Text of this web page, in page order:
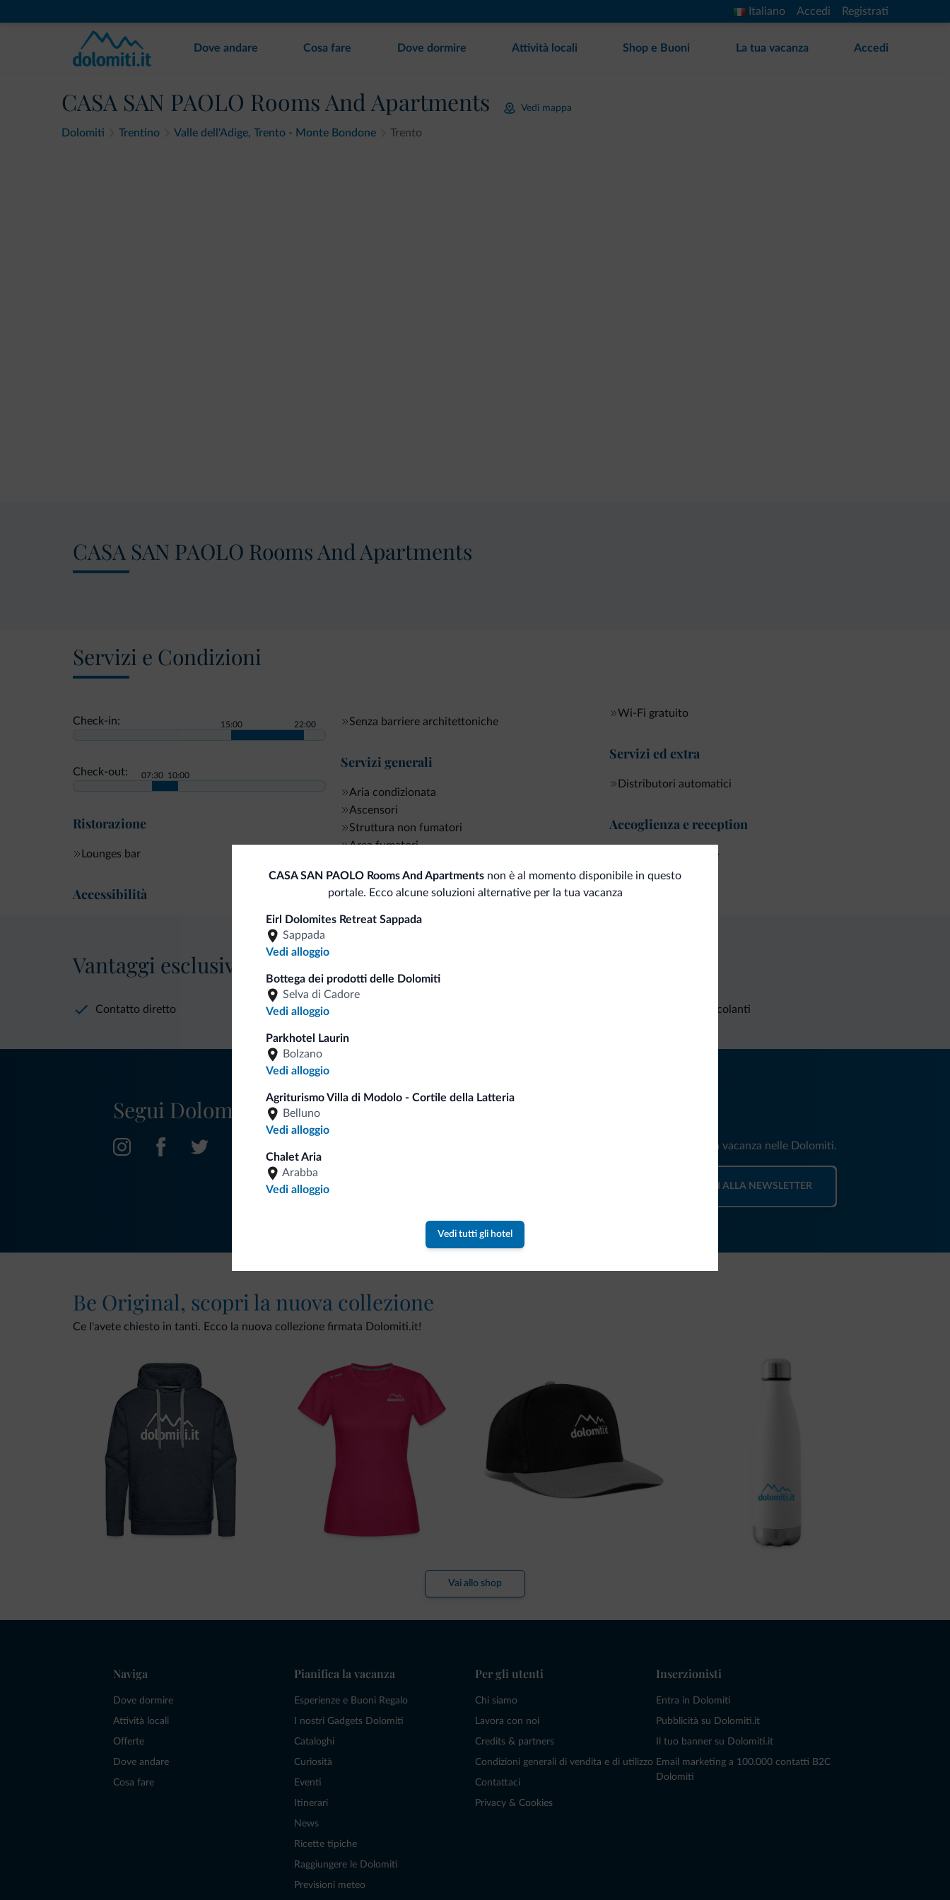
Italiano Accedi Registrati
Dove andare Cosa fare Dove dormire Attività locali Shop e Buoni La tua vacanza Accedi
CASA SAN PAOLO Rooms And Apartments Vedi mappa
Dolomiti Trentino Valle dell'Adige, Trento - Monte Bondone Trento
CASA SAN PAOLO Rooms And Apartments
Servizi e Condizioni
Check-in: 15:00 22:00
Check-out: 07:30 10:00
Ristorazione
Lounges bar
Accessibilità
Senza barriere architettoniche
Servizi generali
Aria condizionata
Ascensori
Struttura non fumatori
Area fumatori
Internet
Wi-Fi gratuito
Servizi ed extra
Distributori automatici
Accoglienza e reception
Check in self service
Express check in
CASA SAN PAOLO Rooms And Apartments non è al momento disponibile in questo
portale. Ecco alcune soluzioni alternative per la tua vacanza
Eirl Dolomites Retreat Sappada
Sappada
Vedi alloggio
Bottega dei prodotti delle Dolomiti
Selva di Cadore
Vedi alloggio
Parkhotel Laurin
Bolzano
Vedi alloggio
Agriturismo Villa di Modolo - Cortile della Latteria
Belluno
Vedi alloggio
Chalet Aria
Arabba
Vedi alloggio
Vedi tutti gli hotel
Vantaggi esclusivi Dolomiti.it
Contatto diretto Richieste non vincolanti
Segui Dolomiti.it Consigli dalle Dolomiti
Riceverai informazioni, offerte esclusive e news per la tua vacanza nelle Dolomiti.
ISCRIVITI ALLA NEWSLETTER
Be Original, scopri la nuova collezione
Ce l'avete chiesto in tanti. Ecco la nuova collezione firmata Dolomiti.it!
Vai allo shop
Naviga
Dove dormire
Attività locali
Offerte
Dove andare
Cosa fare
Pianifica la vacanza
Esperienze e Buoni Regalo
I nostri Gadgets Dolomiti
Cataloghi
Curiosità
Eventi
Itinerari
News
Ricette tipiche
Raggiungere le Dolomiti
Previsioni meteo
Per gli utenti
Chi siamo
Lavora con noi
Credits & partners
Condizioni generali di vendita e di utilizzo
Contattaci
Privacy & Cookies
Inserzionisti
Entra in Dolomiti
Pubblicità su Dolomiti.it
Il tuo banner su Dolomiti.it
Email marketing a 100.000 contatti B2C
Dolomiti